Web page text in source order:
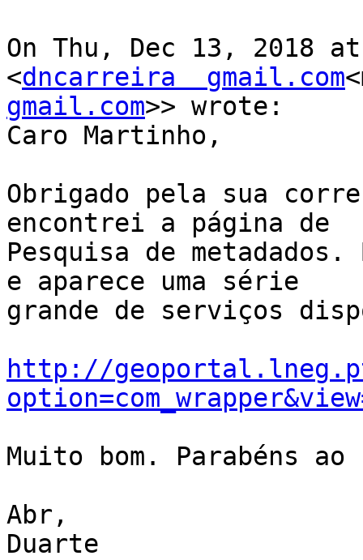
On Thu, Dec 13, 2018
<dncarreira  gmail.com
gmail.com>> wrote:
Caro Martinho,
Obrigado pela sua
encontrei a página de
Pesquisa de
e aparece uma série
grande de serviços
http://
Muito bom. Parabéns ao
Abr,
Duarte